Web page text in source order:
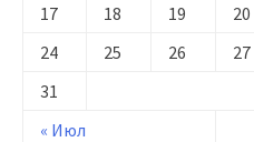
« Июл
17
18 19 20
24
25 26 27
31